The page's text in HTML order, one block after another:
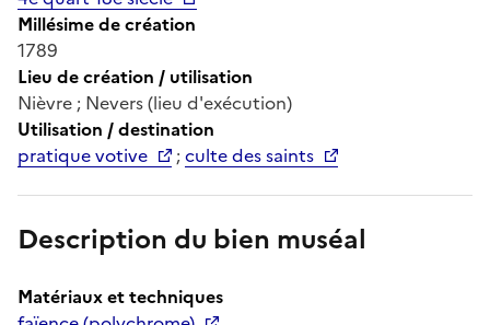
Millésime de création
1789
Lieu de création / utilisation
Nièvre ; Nevers (lieu d'exécution)
Utilisation / destination
pratique votive
;culte des saints
Description du bien muséal
Matériaux et techniques